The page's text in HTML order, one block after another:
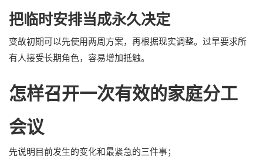
把临时安排当成永久决定
变故初期可以先使用两周方案，再根据现实调整。过早要求所
有人接受长期角色，容易增加抵触。
怎样召开一次有效的家庭分工
会议
先说明目前发生的变化和最紧急的三件事；